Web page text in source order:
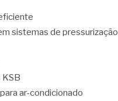
sistemas de pressurização
KSB
ar-condicionado